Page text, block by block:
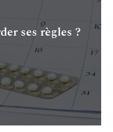
ses règles ?